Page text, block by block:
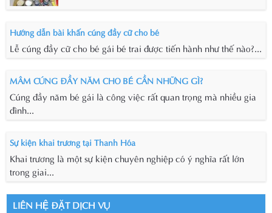
Hướng dẫn bài khấn cúng đầy cữ cho bé
Lễ cúng đầy cữ cho bé gái bé trai được tiến hành như thế nào?...
MÂM CÚNG ĐẦY NĂM CHO BÉ CẦN NHỮNG GÌ?
Cúng đầy năm bé gái là công việc rất quan trọng mà nhiều gia
đình...
Sự kiện khai trương tại Thanh Hóa
Khai trương là một sự kiện chuyên nghiệp có ý nghĩa rất lớn
trong giai...
LIÊN HỆ ĐẶT DỊCH VỤ